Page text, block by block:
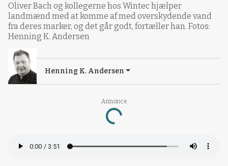
Annonce
Loading...
Oliver Bach og kollegerne hos Wintec hjælper
landmænd med at komme af med overskydende vand
fra deres marker, og det går godt, fortæller han. Fotos:
Henning K. Andersen
Henning K. Andersen